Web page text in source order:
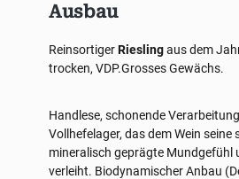
Ausbau
ReinsortigerRieslingaus dem
trocken, VDP.Grosses Gewächs.
Handlese, schonende
Vollhefelager, das dem Wein seine
mineralisch geprägte Mundgefühl
verleiht. Biodynamischer Anbau